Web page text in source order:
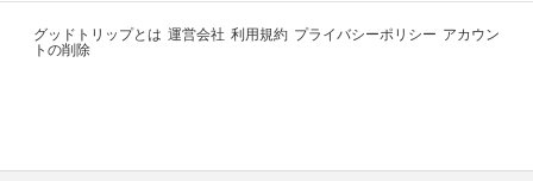
グッドトリップとは 運営会社 利用規約 プライバシーポリシー アカウン
トの削除